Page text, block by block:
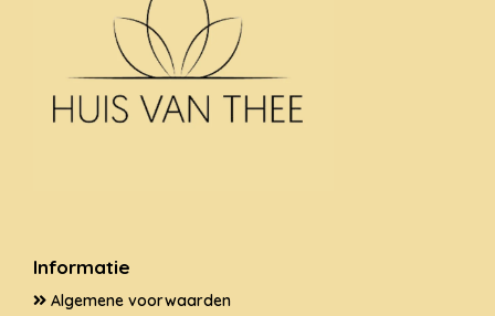
Informatie
Algemene voorwaarden